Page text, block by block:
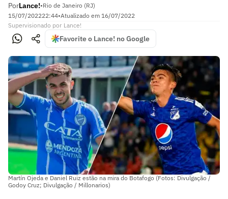
PorLance!•Rio de Janeiro (RJ)
15/07/202222:44•Atualizado em 16/07/2022
Supervisionado por Lance!
Favorite o Lance! no Google
Martín Ojeda e Daniel Ruiz estão na mira do Botafogo (Fotos: Divulgação /
Godoy Cruz; Divulgação / Millonarios)